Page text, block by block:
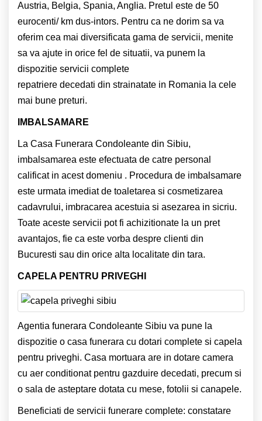
Austria, Belgia, Spania, Anglia. Pretul este de 50
eurocenti/ km dus-intors. Pentru ca ne dorim sa va
oferim cea mai diversificata gama de servicii, menite
sa va ajute in orice fel de situatii, va punem la
dispozitie servicii complete
repatriere decedati din strainatate in Romania la cele
mai bune preturi.
IMBALSAMARE
La Casa Funerara Condoleante din Sibiu,
imbalsamarea este efectuata de catre personal
calificat in acest domeniu . Procedura de imbalsamare
este urmata imediat de toaletarea si cosmetizarea
cadavrului, imbracarea acestuia si asezarea in sicriu.
Toate aceste servicii pot fi achizitionate la un pret
avantajos, fie ca este vorba despre clienti din
Bucuresti sau din orice alta localitate din tara.
CAPELA PENTRU PRIVEGHI
Agentia funerara Condoleante Sibiu va pune la
dispozitie o casa funerara cu dotari complete si capela
pentru priveghi. Casa mortuara are in dotare camera
cu aer conditionat pentru gazduire decedati, precum si
o sala de asteptare dotata cu mese, fotolii si canapele.
Beneficiati de servicii funerare complete: constatare